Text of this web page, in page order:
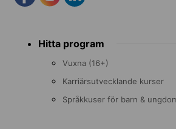
menu Hitta program
Vuxna (16+)
Karriärsutvecklande kurser
Språkkuser för barn &